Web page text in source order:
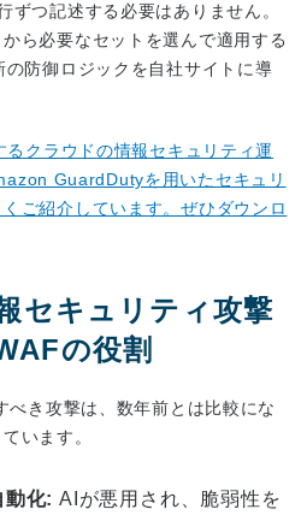
ずつ記述する必要はありません。
ら必要なセットを選んで適用する
防御ロジックを自社サイトに導
クラウドの情報セキュリティ運
GuardDutyを用いたセキュリ
ご紹介しています。ぜひダウンロ
セキュリティ攻撃
の役割
き攻撃は、数年前とは比較にな
います。
動化: AIが悪用され、脆弱性を